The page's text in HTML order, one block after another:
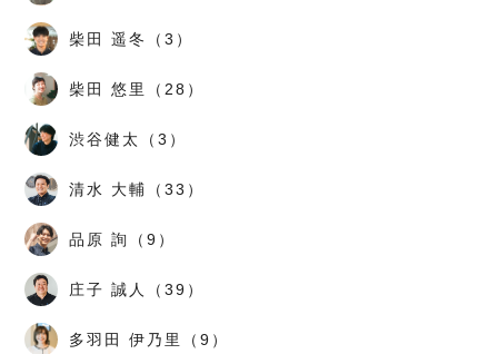
柴田 遥冬（3）
柴田 悠里（28）
渋谷健太（3）
清水 大輔（33）
品原 詢（9）
庄子 誠人（39）
多羽田 伊乃里（9）